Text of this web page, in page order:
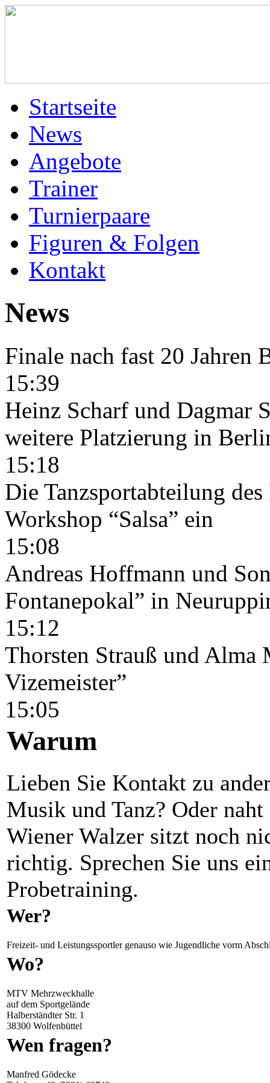
Startseite
News
Angebote
Trainer
Turnierpaare
Figuren & Folgen
Kontakt
News
Finale nach fast 20 Jahren
15:39
Heinz Scharf und Dagmar
weitere Platzierung in
15:18
Die Tanzsportabteilung
Workshop “Salsa” ein
15:08
Andreas Hoffmann und
Fontanepokal” in
15:12
Thorsten Strauß und Alma
Vizemeister”
15:05
Warum
Lieben Sie Kontakt zu
Musik und Tanz? Oder
Wiener Walzer sitzt noch
richtig. Sprechen Sie uns
Probetraining.
Wer?
Freizeit- und Leistungssportler genauso wie Jugendliche vorm
Wo?
MTV Mehrzweckhalle
auf dem Sportgelände
Halberständter Str. 1
38300 Wolfenbüttel
Wen fragen?
Manfred Gödecke